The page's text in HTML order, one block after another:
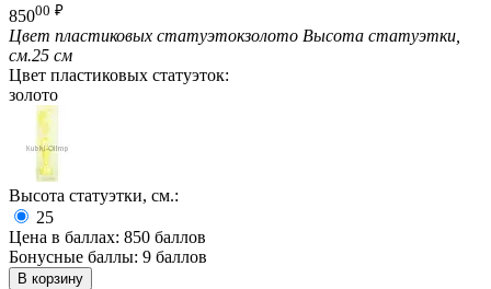
85000 ₽
Цвет пластиковых статуэтокзолото Высота статуэтки,
см.25 см
Цвет пластиковых статуэток:
золото
Высота статуэтки, см.:
25
Цена в баллах: 850 баллов
Бонусные баллы: 9 баллов
В корзину